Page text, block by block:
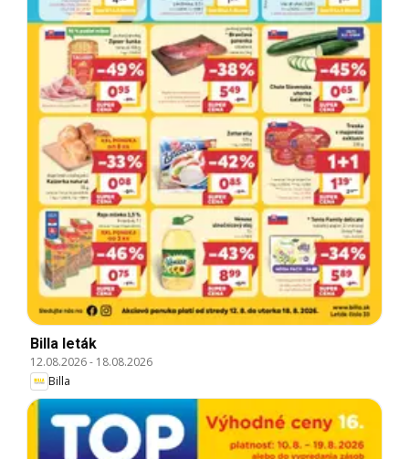
Billa leták
12.08.2026- 18.08.2026
Billa